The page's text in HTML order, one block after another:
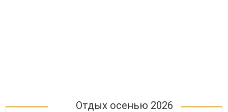
Отдых осенью 2026